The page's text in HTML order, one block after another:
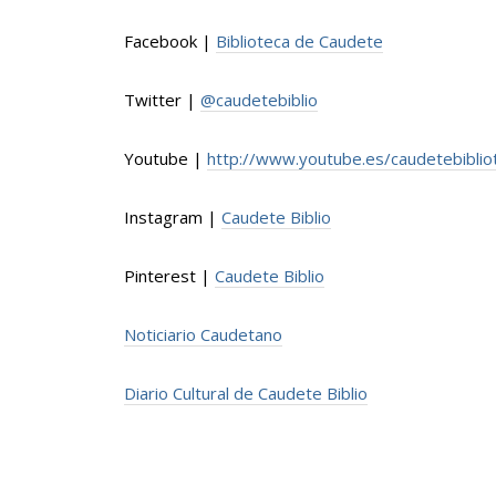
Facebook | Biblioteca de Caudete
Twitter | @caudetebiblio
Youtube | http://www.youtube.es/
Instagram | Caudete Biblio
Pinterest | Caudete Biblio
Noticiario Caudetano
Diario Cultural de Caudete Biblio